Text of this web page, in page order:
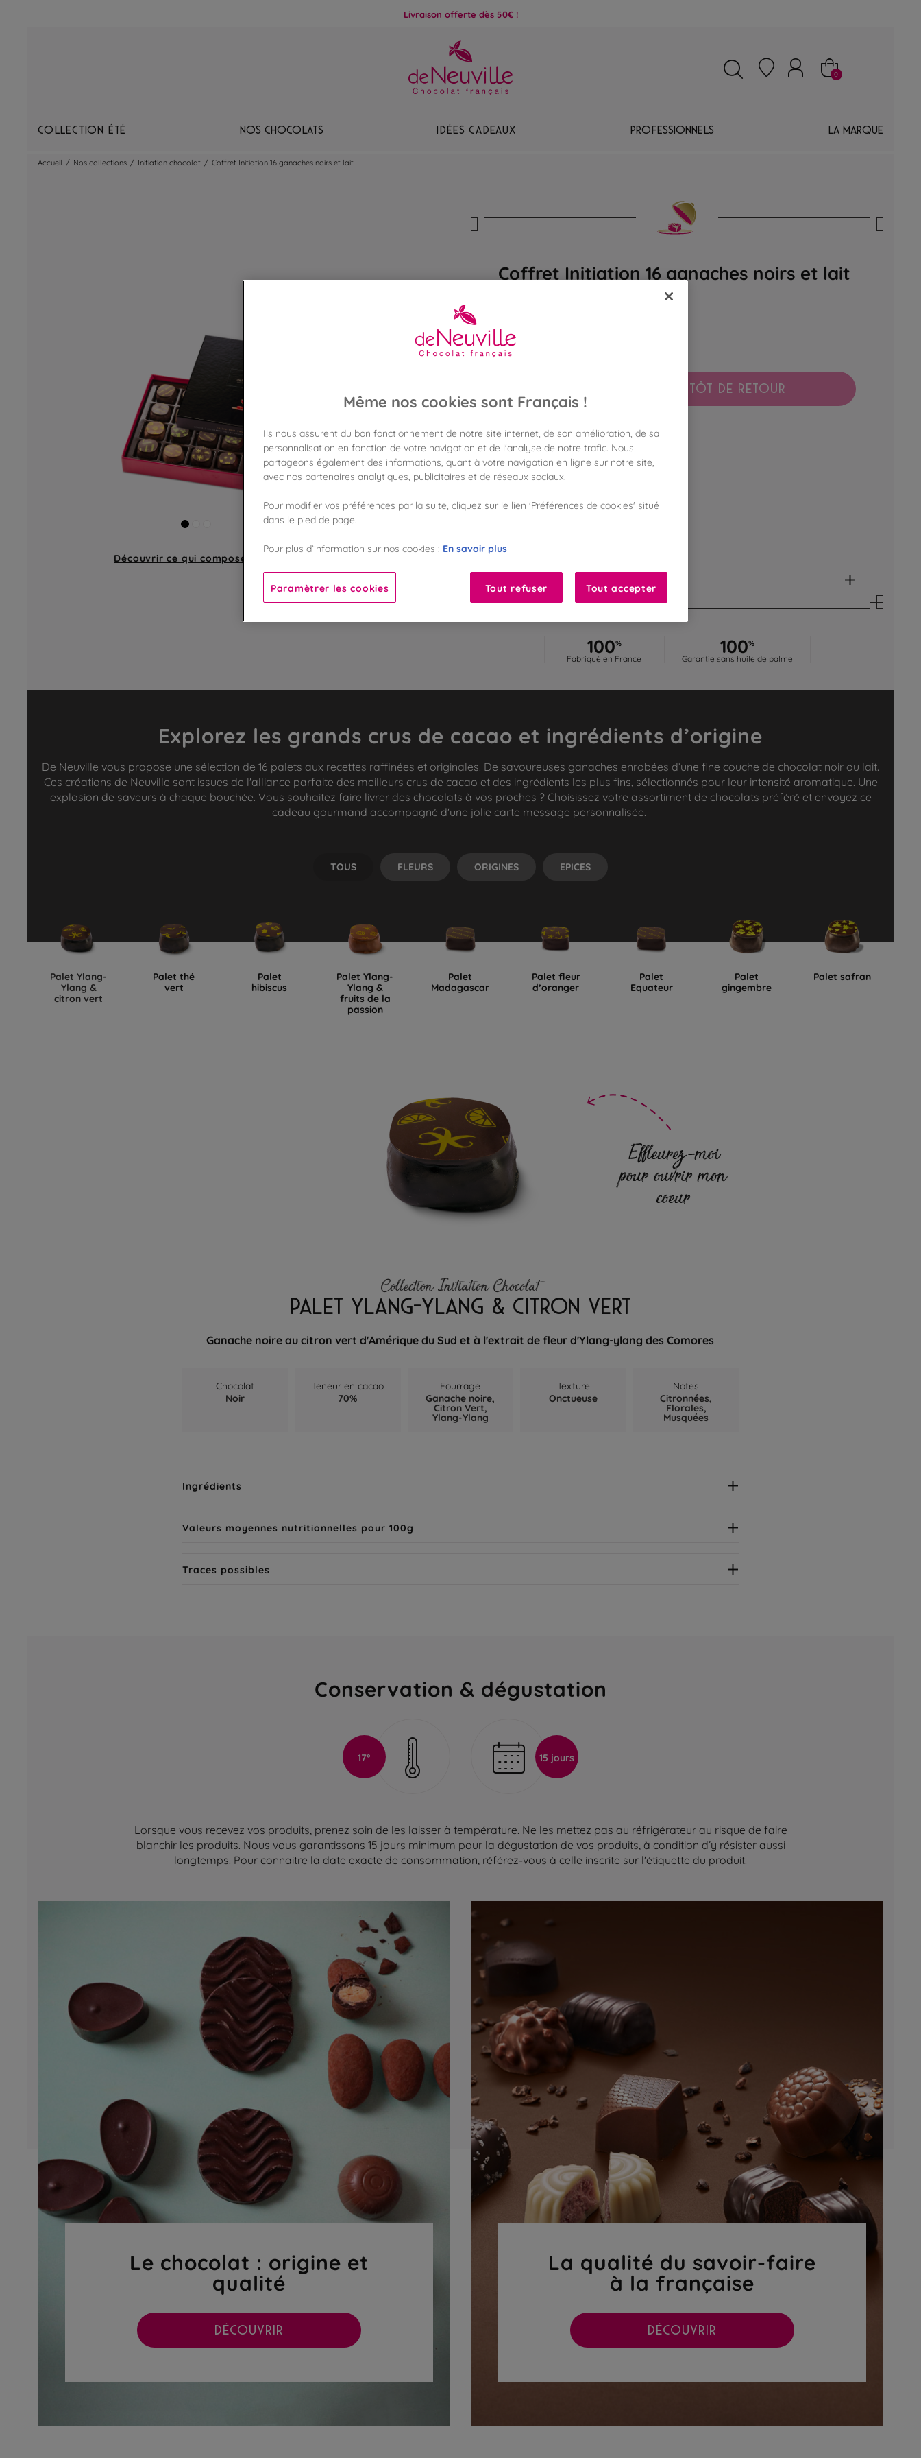
Livraison offerte dès 50€ !
0
Collection Été Nos chocolats Idées Cadeaux Professionnels La marque
Accueil / Nos collections / Initiation chocolat / Coffret Initiation 16 ganaches noirs et lait
Découvrir ce qui compose un coffret
Coffret Initiation 16 ganaches noirs et lait
Assortiment de ganaches premium
22,90 €
Poids 160g
BIENTÔT DE RETOUR
Disponible en boutique !
Vérifier la disponibilité en magasin
Frais de port offert
100%
Fabriqué en France 100%
Garantie sans huile de palme
Explorez les grands crus de cacao et ingrédients d’origine
De Neuville vous propose une sélection de 16 palets aux recettes raffinées et originales. De savoureuses ganaches enrobées d’une fine couche de chocolat noir ou lait.
Ces créations de Neuville sont issues de l'alliance parfaite des meilleurs crus de cacao et des ingrédients les plus fins, sélectionnés pour leur intensité aromatique. Une
explosion de saveurs à chaque bouchée. Vous souhaitez faire livrer des chocolats à vos proches ? Choisissez votre assortiment de chocolats préféré et envoyez ce
cadeau gourmand accompagné d'une jolie carte message personnalisée.
TOUS FLEURS ORIGINES EPICES
Palet Ylang-
Ylang &
citron vert
Palet thé
vert
Palet
hibiscus
Palet Ylang-
Ylang &
fruits de la
passion
Palet
Madagascar
Palet fleur
d’oranger
Palet
Equateur
Palet
gingembre
Palet safran
Effleurez-moi
pour ouvrir mon
coeur
Collection Initiation Chocolat
PALET YLANG-YLANG & CITRON VERT
Ganache noire au citron vert d'Amérique du Sud et à l'extrait de fleur d'Ylang-ylang des Comores
Chocolat
Noir
Teneur en cacao
70%
Fourrage
Ganache noire,
Citron Vert,
Ylang-Ylang
Texture
Onctueuse
Notes
Citronnées,
Florales,
Musquées
Ingrédients
Valeurs moyennes nutritionnelles pour 100g
Traces possibles
Conservation & dégustation
17° 15 jours
Lorsque vous recevez vos produits, prenez soin de les laisser à température. Ne les mettez pas au réfrigérateur au risque de faire
blanchir les produits. Nous vous garantissons 15 jours minimum pour la dégustation de vos produits, à condition d’y résister aussi
longtemps. Pour connaitre la date exacte de consommation, référez-vous à celle inscrite sur l'étiquette du produit.
Le chocolat : origine et
qualité
DÉCOUVRIR
La qualité du savoir-faire
à la française
DÉCOUVRIR
Même nos cookies sont Français !
Ils nous assurent du bon fonctionnement de notre site internet, de son amélioration, de sa
personnalisation en fonction de votre navigation et de l'analyse de notre trafic. Nous
partageons également des informations, quant à votre navigation en ligne sur notre site,
avec nos partenaires analytiques, publicitaires et de réseaux sociaux.
Pour modifier vos préférences par la suite, cliquez sur le lien 'Préférences de cookies' situé
dans le pied de page.
Pour plus d’information sur nos cookies : En savoir plus
Paramètrer les cookies Tout refuser Tout accepter